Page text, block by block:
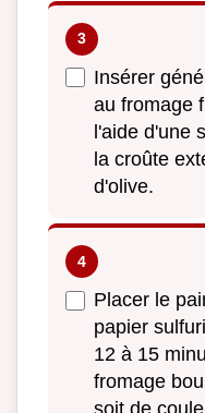
Insérer
au fromage
l'aide d'une
la croûte
d'olive.
Placer le
papier
12 à 15
fromage